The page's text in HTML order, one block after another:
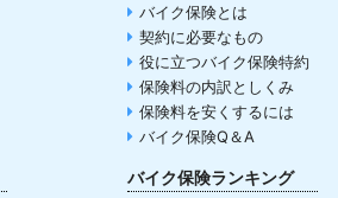
バイク保険とは
契約に必要なもの
役に立つバイク保険特約
保険料の内訳としくみ
保険料を安くするには
バイク保険Q＆A
バイク保険ランキング